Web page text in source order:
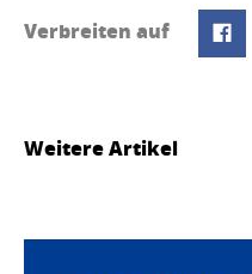
Verbreiten auf
Weitere Artikel